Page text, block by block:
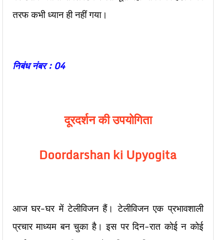
तरफ कभी ध्यान ही नहीं गया।
निबंध नंबर : 04
दूरदर्शन की उपयोगिता
Doordarshan ki Upyogita
आज घर-घर में टेलीविजन हैं। टेलीविजन एक प्रभावशाली
प्रचार माध्यम बन चुका है। इस पर दिन-रात कोई न कोई